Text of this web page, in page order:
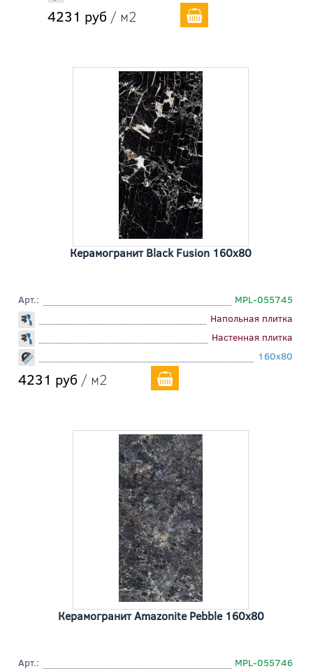
4231 руб / м2
Керамогранит Black Fusion 160x80
Арт.:
MPL-055745
Напольная плитка
Настенная плитка
160x80
4231 руб / м2
Керамогранит Amazonite Pebble 160x80
Арт.:
MPL-055746